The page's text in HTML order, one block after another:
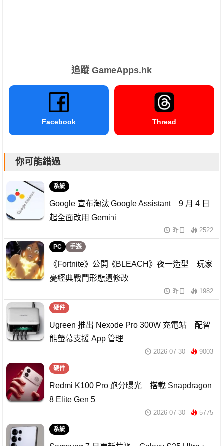
追蹤 GameApps.hk
Facebook Thread
你可能錯過
系統
Google 宣布淘汰 Google Assistant 9 月 4 日
起全面改用 Gemini
昨日 2522
PC 手遊
《Fortnite》公開《BLEACH》夜一造型 玩家
憂經典戰鬥形態遭修改
昨日 1982
硬件
Ugreen 推出 Nexode Pro 300W 充電站 配智
能螢幕支援 App 管理
2026-07-30 9003
硬件
Redmi K100 Pro 跑分曝光 搭載 Snapdragon
8 Elite Gen 5
2026-07-30 5775
系統